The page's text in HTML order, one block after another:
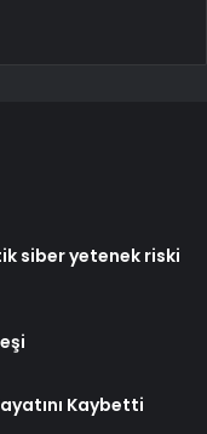
siber yetenek riski
Kaybetti